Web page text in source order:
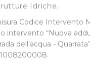
Idriche.
Codice Intervento
intervento “Nuova
dell'acqua -